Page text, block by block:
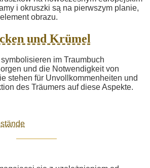
und Krümel
im Traumbuch
und die Notwendigkeit von
stehen für Unvollkommenheiten und
des Träumers auf diese Aspekte.